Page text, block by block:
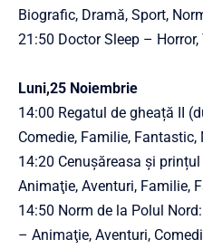
Biografic, Dramă, Sport,
21:50 Doctor Sleep –
Luni,25 Noiembrie
14:00 Regatul de gheață II
Comedie, Familie, Fantastic,
14:20 Cenușăreasa și
Animaţie, Aventuri, Familie,
14:50 Norm de la Polul
– Animaţie, Aventuri,